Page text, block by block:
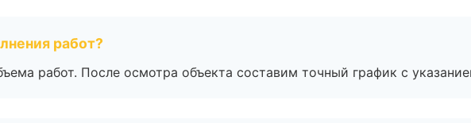
работ?
работ. После осмотра объекта составим точный график с